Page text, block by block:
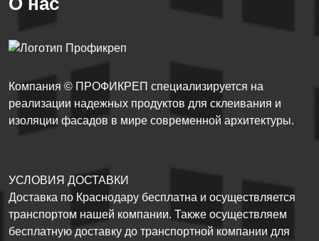
Компания © ПРОФИКРЕП специализируется на
реализации надежных продуктов для склеивания и
изоляции фасадов в мире современной архитектуры.
УСЛОВИЯ ДОСТАВКИ
Доставка по Краснодару бесплатна и осуществляется
транспортом нашей компании. Также осуществляем
бесплатную доставку до транспортной компании для